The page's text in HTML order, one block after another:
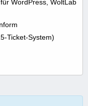
WordPress, WoltLab
Ticket-System)